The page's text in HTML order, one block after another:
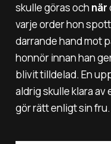
skulle göras och när
varje order hon
darrande hand mot
honnör innan han
blivit tilldelad. En
aldrig skulle klara
gör rätt enligt sin